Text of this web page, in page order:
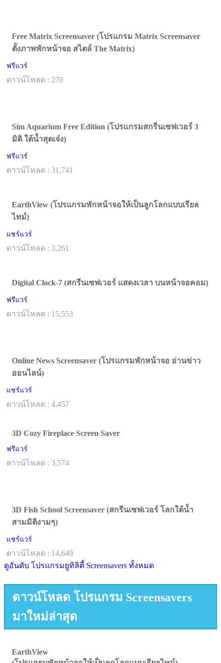
Free Matrix Screensaver (โปรแกรม Matrix Screensaver
ตั้งภาพพักหน้าจอ สไตล์ The Matrix)
ฟรีแวร์
ดาวน์โหลด : 270
Sim Aquarium Free Edition (โปรแกรมสกรีนเซฟเวอร์ 3
มิติ ใต้น้ำสุดเจ๋ง)
ฟรีแวร์
ดาวน์โหลด : 31,741
EarthView (โปรแกรมพักหน้าจอให้เป็นลูกโลกแบบเรียล
ไทม์)
แชร์แวร์
ดาวน์โหลด : 3,261
Digital Clock-7 (สกรีนเซฟเวอร์ แสดงเวลา บนหน้าจอคอม)
ฟรีแวร์
ดาวน์โหลด : 15,553
Online News Screensaver (โปรแกรมพักหน้าจอ อ่านข่าว
ออนไลน์)
แชร์แวร์
ดาวน์โหลด : 4,457
3D Cozy Fireplace Screen Saver
ฟรีแวร์
ดาวน์โหลด : 3,574
3D Fish School Screensaver (สกรีนเซฟเวอร์ โลกใต้น้ำ
สามมิติงามๆ)
แชร์แวร์
ดาวน์โหลด : 14,649
ดูอันดับ โปรแกรมยูทิลิตี้ Screensavers ทั้งหมด
ดาวน์โหลด โปรแกรม Screensavers
มาใหม่ล่าสุด
EarthView